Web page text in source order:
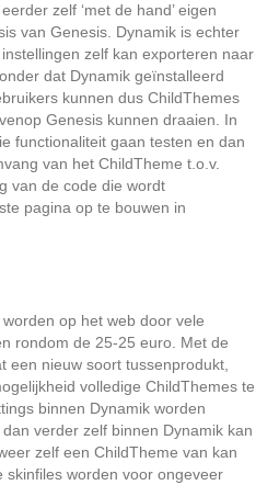
zelf ‘met de hand’ eigen
van Genesis. Dynamik is echter
zelf kan exporteren naar
dat Dynamik geïnstalleerd
kunnen dus ChildThemes
Genesis kunnen draaien. In
functionaliteit gaan testen en dan
van het ChildTheme t.o.v.
van de code die wordt
pagina op te bouwen in
worden op het web door vele
rondom de 25-25 euro. Met de
een nieuw soort tussenprodukt,
volledige ChildThemes te
binnen Dynamik worden
verder zelf binnen Dynamik kan
zelf een ChildTheme van kan
skinfiles worden voor ongeveer